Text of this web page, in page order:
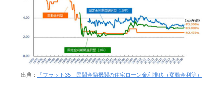
出典： 「フラット35」民間金融機関の住宅ローン金利推移（変動金利等）